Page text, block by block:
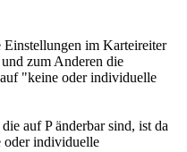
im Karteireiter
zum Anderen die
"keine oder individuelle
auf P änderbar sind, ist da
oder individuelle